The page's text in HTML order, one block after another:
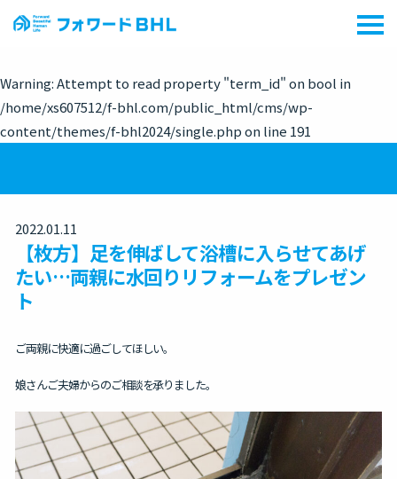
Warning: Attempt to read property "term_id" on bool in
/home/xs607512/f-bhl.com/public_html/cms/wp-
content/themes/f-bhl2024/single.phpon line 191
2022.01.11
【枚方】足を伸ばして浴槽に入らせてあげ
たい…両親に水回りリフォームをプレゼン
ト
ご両親に快適に過ごしてほしい。
娘さんご夫婦からのご相談を承りました。